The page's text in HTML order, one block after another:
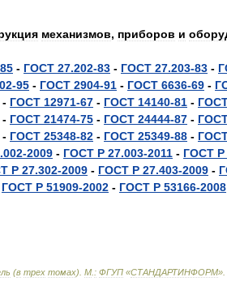
механизмов, приборов и
85 - ГОСТ 27.202-83 - ГОСТ 27.203-83 -
-95 - ГОСТ 2904-91 - ГОСТ 6636-69 -
- ГОСТ 12971-67 - ГОСТ 14140-81 -
- ГОСТ 21474-75 - ГОСТ 24444-87 -
- ГОСТ 25348-82 - ГОСТ 25349-88 -
.002-2009 - ГОСТ Р 27.003-2011 - ГОСТ Р
Р 27.302-2009 - ГОСТ Р 27.403-2009 -
ГОСТ Р 51909-2002 - ГОСТ Р 53166-2008
(в трех томах). М : ФГУП «СТАНДАРТИНФОРМ»